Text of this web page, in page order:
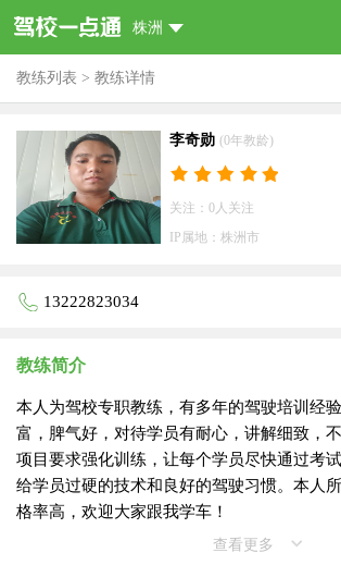
株洲
教练列表 > 教练详情
李奇勋 (0年教龄)
关注：0人关注
IP属地：株洲市
13222823034
教练简介
本人为驾校专职教练，有多年的驾驶培训经
富，脾气好，对待学员有耐心，讲解细致，
项目要求强化训练，让每个学员尽快通过考
给学员过硬的技术和良好的驾驶习惯。本人
格率高，欢迎大家跟我学车！
查看更多